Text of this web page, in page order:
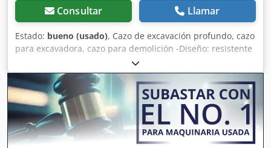
Consultar Llamar
Estado: bueno (usado), Cazo de excavación profundo, cazo
para excavadora, cazo para demolición -Diseño: resistente
-Ancho: 570 mm -Altura: 450 mm -Profundidad: 600 mm -
Distancia entre puntos de anclaje: 160 mm -Distancia
entre orificios: 220 mm -Diámetro del orificio: Ø 45 mm -
Corte prolongado -El sistema de anclaje del cazo puede
modificarse por un coste adicional Dedob A I Injpfx Amajkr
-Peso propio: 130 kg